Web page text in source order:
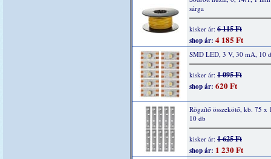
sárga
kisker ár: 6 115 Ft
shop ár: 4 185 Ft
SMD LED, 3 V, 30 mA, 10
kisker ár: 1 095 Ft
shop ár: 620 Ft
Rögzítő összekötő, kb. 75 x
10 db
kisker ár: 1 625 Ft
shop ár: 1 230 Ft